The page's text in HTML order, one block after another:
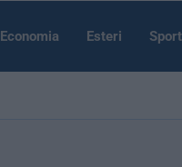
Economia Esteri Sport